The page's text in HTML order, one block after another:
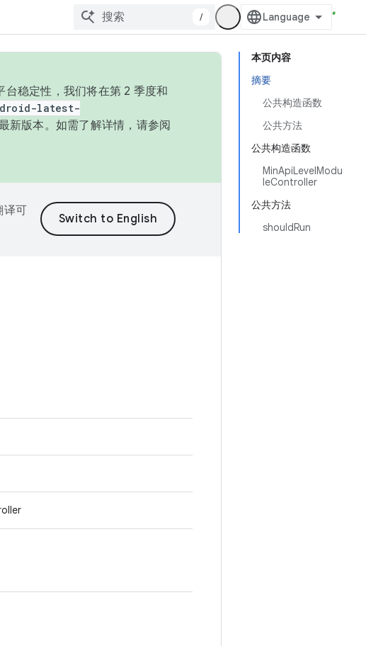
/
本页内容
摘要
公共构造函数
公共方法
公共构造函数
MinApiLevelModu
leController
公共方法
shouldRun
稳定性，我们将在第 2 季度和
latest-
新版本。如需了解详情，请参阅
译可